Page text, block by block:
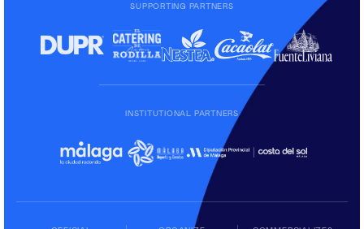
SUPPORTING PARTNERS
INSTITUTIONAL PARTNERS